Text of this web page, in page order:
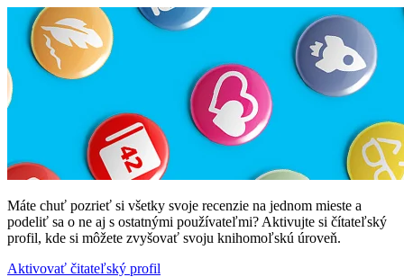
Máte chuť pozrieť si všetky svoje recenzie na jednom mieste a
podeliť sa o ne aj s ostatnými používateľmi? Aktivujte si čítateľský
profil, kde si môžete zvyšovať svoju knihomoľskú úroveň.
Aktivovať čitateľský profil